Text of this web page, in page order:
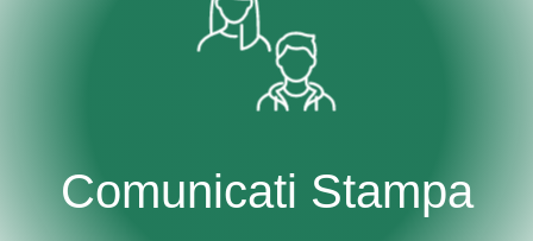
Comunicati Stampa